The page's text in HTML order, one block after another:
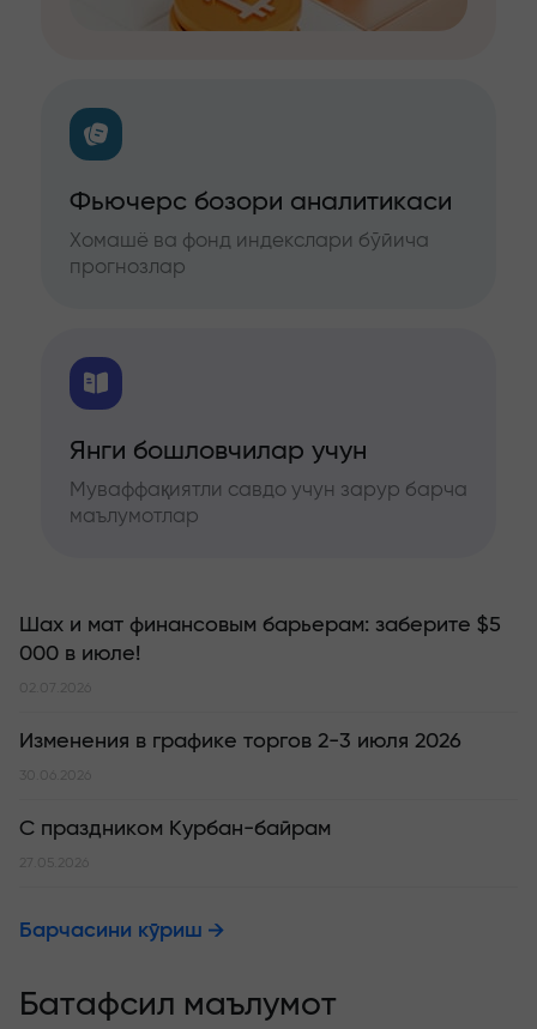
Фьючерс бозори аналитикаси
Хомашё ва фонд индекслари бўйича
прогнозлар
Янги бошловчилар учун
Муваффақиятли савдо учун зарур барча
маълумотлар
Шах и мат финансовым барьерам: заберите $5
000 в июле!
02.07.2026
Изменения в графике торгов 2-3 июля 2026
30.06.2026
С праздником Курбан-байрам
27.05.2026
Барчасини кўриш
Батафсил маълумот